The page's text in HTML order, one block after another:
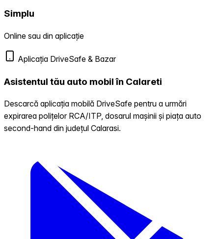
Simplu
Online sau din aplicație
Aplicația DriveSafe & Bazar
Asistentul tău auto mobil în Calareti
Descarcă aplicația mobilă DriveSafe pentru a urmări
expirarea polițelor RCA/ITP, dosarul mașinii și piața auto
second-hand din județul Calarasi.